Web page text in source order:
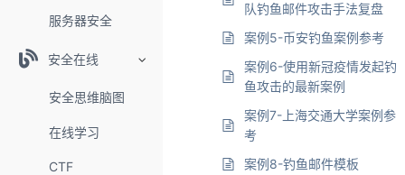
服务器安全
安全在线
安全思维脑图
在线学习
CTF
队钓鱼邮件攻击手法复盘
案例5-币安钓鱼案例参考
案例6-使用新冠疫情发起钓
鱼攻击的最新案例
案例7-上海交通大学案例参
考
案例8-钓鱼邮件模板